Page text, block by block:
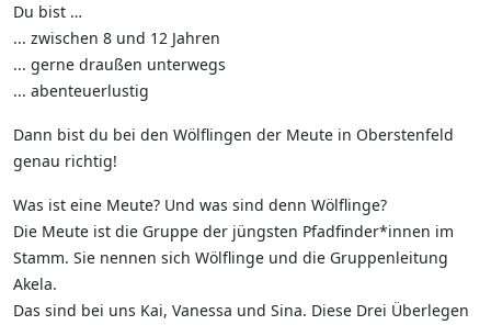
Du bist …
... zwischen 8 und 12 Jahren
... gerne draußen unterwegs
... abenteuerlustig
Dann bist du bei den Wölflingen der Meute in Oberstenfeld
genau richtig!
Was ist eine Meute? Und was sind denn Wölflinge?
Die Meute ist die Gruppe der jüngsten Pfadfinder*innen im
Stamm. Sie nennen sich Wölflinge und die Gruppenleitung
Akela.
Das sind bei uns Kai, Vanessa und Sina. Diese Drei Überlegen